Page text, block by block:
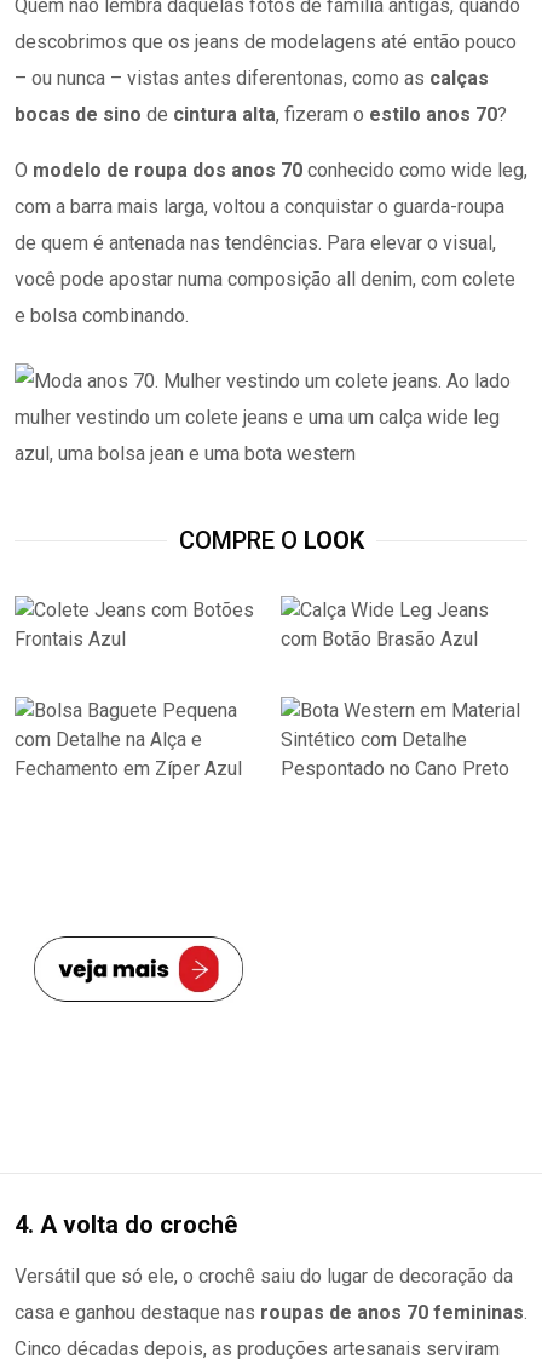
Quem não lembra daquelas fotos de família antigas, quando
descobrimos que os jeans de modelagens até então pouco
– ou nunca – vistas antes diferentonas, como as calças
bocas de sino de cintura alta, fizeram o estilo anos 70?
O modelo de roupa dos anos 70 conhecido como wide leg,
com a barra mais larga, voltou a conquistar o guarda-roupa
de quem é antenada nas tendências. Para elevar o visual,
você pode apostar numa composição all denim, com colete
e bolsa combinando.
COMPRE O LOOK
4. A volta do crochê
Versátil que só ele, o crochê saiu do lugar de decoração da
casa e ganhou destaque nas roupas de anos 70 femininas
Cinco décadas depois, as produções artesanais serviram